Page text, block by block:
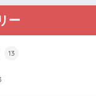
ー
13